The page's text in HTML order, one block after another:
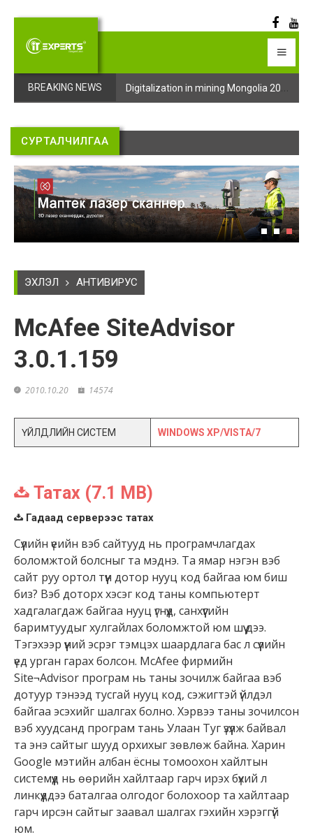
BREAKING NEWS
Digitalization in mining Mongolia 2025 арга хэмжээний бүртгэл эхэллээ Digitalization in mining Mongolia 2025 арга хэмжээний бүртгэл эхэллээ
СУРТАЛЧИЛГАА
ЭХЛЭЛ АНТИВИРУС
McAfee SiteAdvisor
3.0.1.159
2010.10.20 14574
ҮЙЛДЛИЙН СИСТЕМ WINDOWS XP/VISTA/7
Татах (7.1 MB)
Гадаад серверээс татах
Сүүлийн үеийн вэб сайтууд нь програмчлагдах
боломжтой болсныг та мэднэ. Та ямар нэгэн вэб
сайт руу ортол түүн дотор нууц код байгаа юм биш
биз? Вэб доторх хэсэг код таны компьютерт
хадгалагдаж байгаа нууц үгнүүд, санхүүгийн
баримтуудыг хулгайлах боломжтой юм шүү дээ.
Тэгэхээр үүний эсрэг тэмцэх шаардлага бас л сүүлийн
үед урган гарах болсон. McAfee фирмийн
Site¬Advisor програм нь таны зочилж байгаа вэб
дотуур тэнээд тусгай нууц код, сэжигтэй үйлдэл
байгаа эсэхийг шалгах болно. Хэрвээ таны зочилсон
вэб хуудсанд програм тань Улаан Туг үзүүлж байвал
та энэ сайтыг шууд орхихыг зөвлөж байна. Харин
Google мэтийн албан ёсны томоохон хайлтын
системүүд нь өөрийн хайлтаар гарч ирэх бүхий л
линкүүддээ баталгаа олгодог болохоор та хайлтаар
гарч ирсэн сайтыг заавал шалгах гэхийн хэрэггүй
юм.